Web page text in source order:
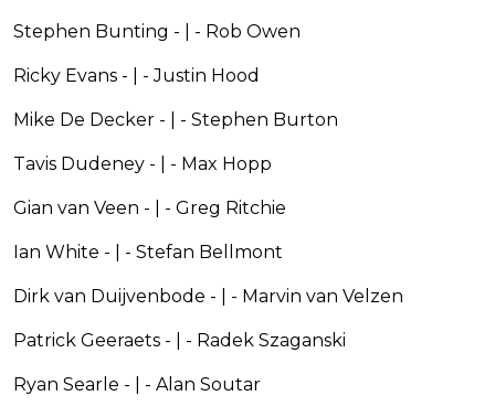
Stephen Bunting - | - Rob Owen
Ricky Evans - | - Justin Hood
Mike De Decker - | - Stephen Burton
Tavis Dudeney - | - Max Hopp
Gian van Veen - | - Greg Ritchie
Ian White - | - Stefan Bellmont
Dirk van Duijvenbode - | - Marvin van Velzen
Patrick Geeraets - | - Radek Szaganski
Ryan Searle - | - Alan Soutar